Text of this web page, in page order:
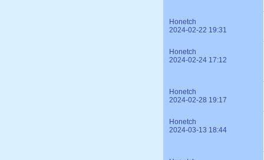
Honetch
2024-02-22 19:31
Honetch
2024-02-24 17:12
Honetch
2024-02-28 19:17
Honetch
2024-03-13 18:44